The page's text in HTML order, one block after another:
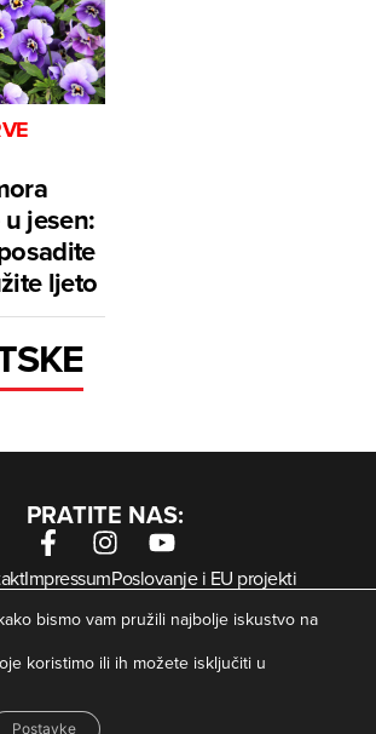
jesen:
ljeto
PRATITE NAS:
ImpressumPoslovanje i EU projekti
Uvjeti korištenjaZaštita privatnosti
Kolačići
– Sva prava pridržana | Developed
bykrMedia
bismo vam pružili najbolje iskustvo na
koristimo ili ih možete isključiti u
Postavke